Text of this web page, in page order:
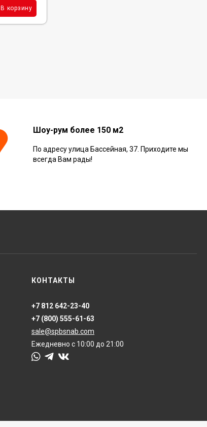
В корзину
Шоу-рум более 150 м2
По адресу улица Бассейная, 37. Приходите мы
всегда Вам рады!
КОНТАКТЫ
+7 812 642-23-40
+7 (800) 555-61-63
sale@spbsnab.com
Ежедневно с 10:00 до 21:00